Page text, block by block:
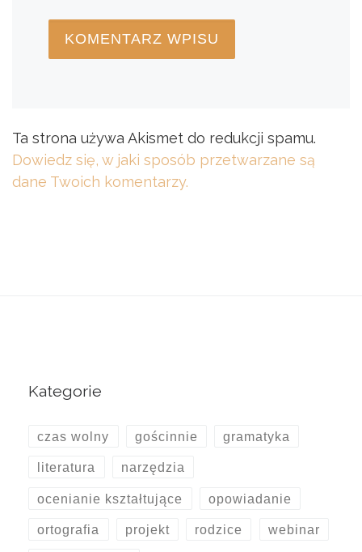
Ta strona używa Akismet do redukcji spamu.
Dowiedz się, w jaki sposób przetwarzane są
dane Twoich komentarzy.
Kategorie
czas wolny gościnnie gramatyka
literatura narzędzia
ocenianie kształtujące opowiadanie
ortografia projekt rodzice webinar